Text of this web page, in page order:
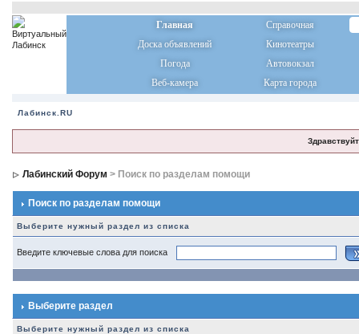
Главная
Справочная
Доска объявлений
Кинотеатры
Погода
Автовокзал
Веб-камера
Карта города
Лабинск.RU
Лабинский Форум > Поиск по разделам помощи
Поиск по разделам помощи
Выберите нужный раздел из списка
Введите ключевые слова для поиска
Выберите раздел
Выберите нужный раздел из списка